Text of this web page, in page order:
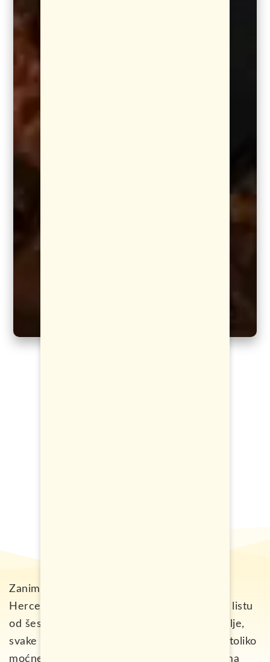
Zanima vas koje su najljepše pećine Bosne i
Hercegovine? U ovom tekstu, donosim vam listu
od šest, po meni najljepših pećina naše zemlje,
svake posebne na svoj način. A pojedine su toliko
moćne, da bez sumnje mislim da bi se u njima